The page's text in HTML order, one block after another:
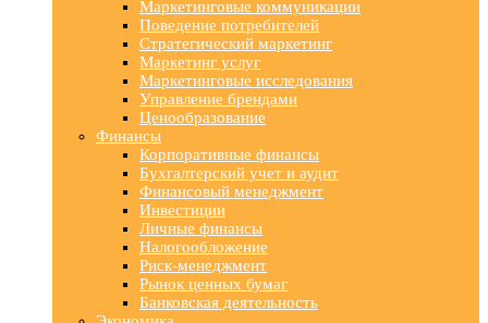
Маркетинговые коммуникации
Поведение потребителей
Стратегический маркетинг
Маркетинг услуг
Маркетинговые исследования
Управление брендами
Ценообразование
Финансы
Корпоративные финансы
Бухгалтерский учет и аудит
Финансовый менеджмент
Инвестиции
Личные финансы
Налогообложение
Риск-менеджмент
Рынок ценных бумаг
Банковская деятельность